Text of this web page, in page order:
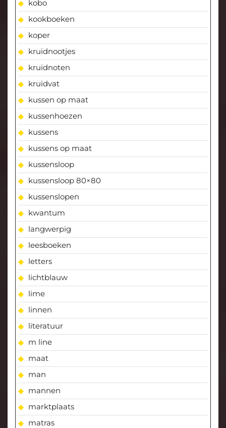
kobo
kookboeken
koper
kruidnootjes
kruidnoten
kruidvat
kussen op maat
kussenhoezen
kussens
kussens op maat
kussensloop
kussensloop 80×80
kussenslopen
kwantum
langwerpig
leesboeken
letters
lichtblauw
lime
linnen
literatuur
m line
maat
man
mannen
marktplaats
matras